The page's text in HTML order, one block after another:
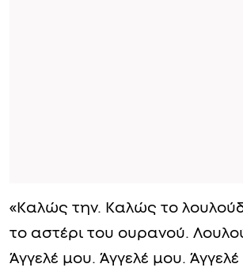
«Καλώς την. Καλώς το
το αστέρι του ουρανού.
Άγγελέ μου. Άγγελέ μου.